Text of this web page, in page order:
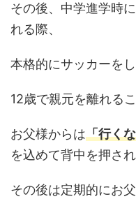
その後、中学進学時
れる際、
本格的にサッカーを
12歳で親元を離れる
お父様からは「行く
を込めて背中を押され
その後は定期的にお